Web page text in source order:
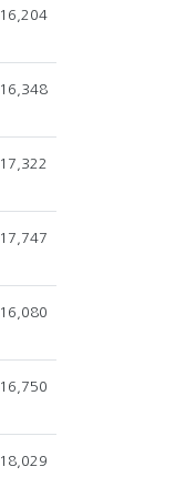
16,204
16,348
17,322
17,747
16,080
16,750
18,029